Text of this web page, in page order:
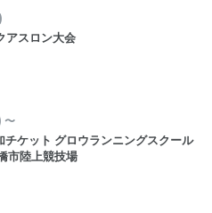
アスロン大会
〜
チケット グロウランニングスクール
市陸上競技場